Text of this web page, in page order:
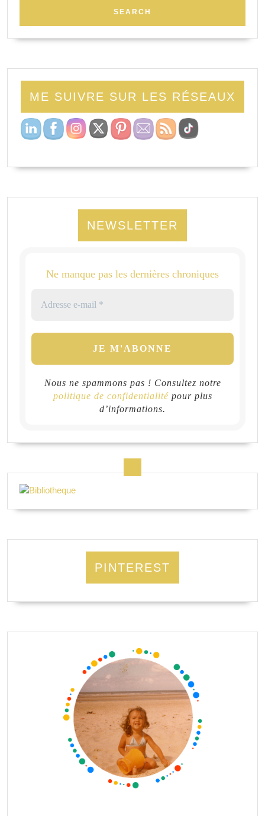
ME SUIVRE SUR LES RÉSEAUX
NEWSLETTER
Ne manque pas les dernières chroniques
Nous ne spammons pas ! Consultez notre
politique de confidentialitépour plus
d’informations.
PINTEREST